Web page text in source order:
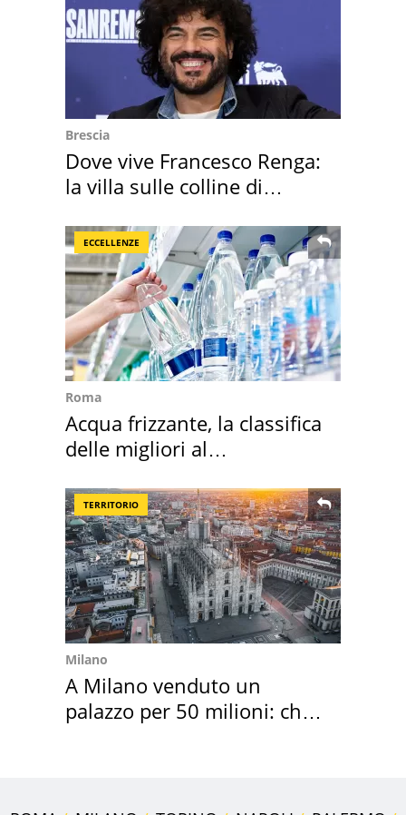
Brescia
Dove vive Francesco Renga:
la villa sulle colline di
ECCELLENZE
Roma
Acqua frizzante, la classifica
delle migliori al
TERRITORIO
Milano
A Milano venduto un
palazzo per 50 milioni: chi